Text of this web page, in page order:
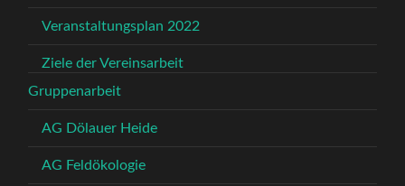
Veranstaltungsplan 2022
Ziele der Vereinsarbeit
Gruppenarbeit
AG Dölauer Heide
AG Feldökologie